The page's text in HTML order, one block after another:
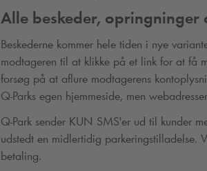
Alle beskeder, opringninger
Beskederne kommer hele tiden i nye
modtageren til at klikke på et link for at få
forsøg på at aflure modtagerens
Q-Parks egen hjemmeside, men
Q-Park sender KUN SMS'er ud til kunder
udstedt en midlertidig parkeringstilladelse.
betaling.